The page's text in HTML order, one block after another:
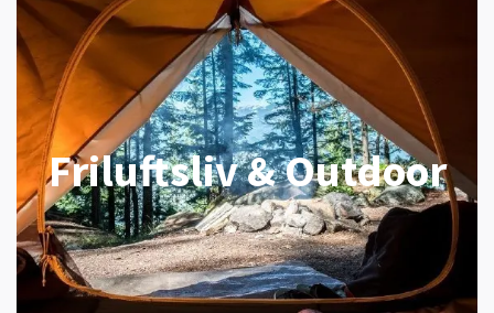
Friluftsliv & Outdoor